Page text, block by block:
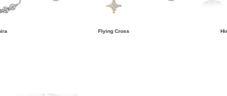
Flying Cross